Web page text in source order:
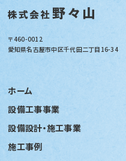
〒460-0012
愛知県名古屋市中区千代田二丁目16-34
ホーム
設備工事事業
設備設計・施工事業
施工事例